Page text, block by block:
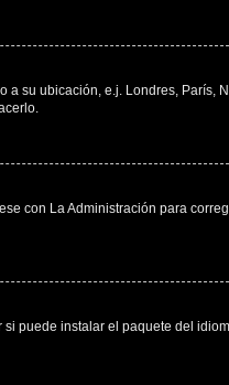
a su ubicación, e.j. Londres, París,
con La Administración para
puede instalar el paquete del